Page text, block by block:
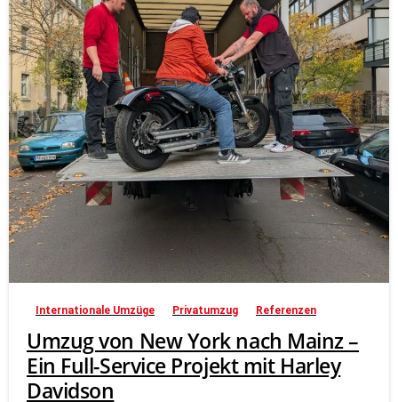
Internationale Umzüge Privatumzug Referenzen
Umzug von New York nach Mainz –
Ein Full-Service Projekt mit Harley
Davidson